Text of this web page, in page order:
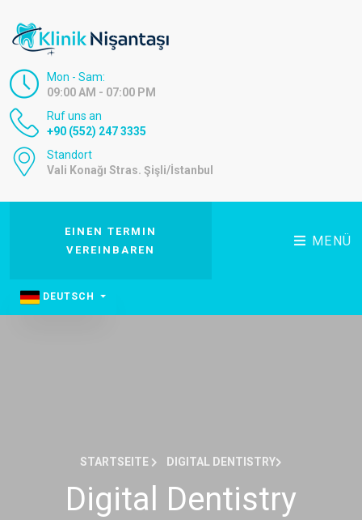
Mon - Sam:
09:00 AM - 07:00 PM
Ruf uns an
+90 (552) 247 3335
Standort
Vali Konağı Stras. Şişli/İstanbul
EINEN TERMIN
VEREINBAREN
MENÜ
DEUTSCH
STARTSEITE DIGITAL DENTISTRY
Digital Dentistry